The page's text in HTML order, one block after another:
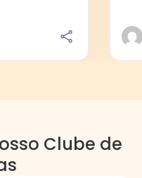
Clube de